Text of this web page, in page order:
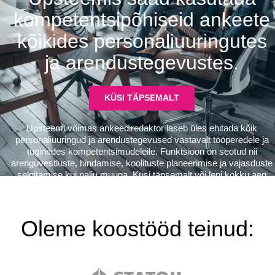
kompetentsipõhiseid ankeete
kõikides personaliuuringutes
ja arendustegevustes.
KÜSI TÄPSEMALT
Upsteemi võimas ankeediredaktor laseb üles ehitada kõik
personaliuuringud ja arendustegevused vastavalt tööperedele ja
tuginedes kompetentsimudeleile. Funktsioon on seotud nii
arenguvestluste, hindamise, koolituste planeerimise ja vajasduste
selgitamise kui palju muuga. Küsi täpsemalt või lepi kokku aeg
Oleme koostööd teinud: